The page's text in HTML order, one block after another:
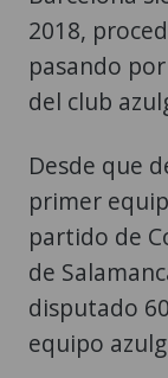
2018,
pasando
del club
Desde que
primer
partido de
de
disputado
equipo